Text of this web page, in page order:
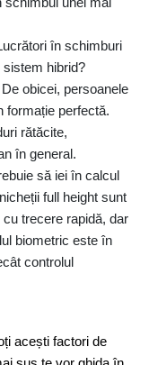
schimbul unei mai
în schimburi
sistem hibrid?
De obicei, persoanele
formație perfectă.
rătăcite,
în general.
să iei în calcul
full height sunt
trecere rapidă, dar
biometric este în
controlul
acești factori de